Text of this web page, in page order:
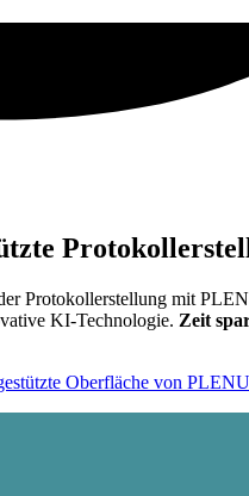
Protokollerstellung mit
KI-Technologie. Zeit